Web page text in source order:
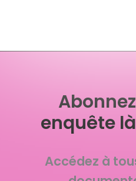
enquête
Accédez à